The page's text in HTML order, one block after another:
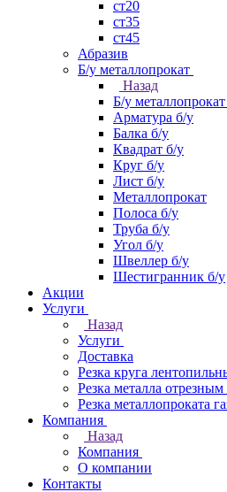
ст20
ст35
ст45
Абразив
Б/у металлопрокат
Назад
Б/у металлопрокат
Арматура б/у
Балка б/у
Квадрат б/у
Круг б/у
Лист б/у
Металлопрокат
Полоса б/у
Труба б/у
Угол б/у
Швеллер б/у
Шестигранник б/у
Акции
Услуги
Назад
Услуги
Доставка
Резка круга
Резка металла отрезным
Резка металлопроката
Компания
Назад
Компания
О компании
Контакты